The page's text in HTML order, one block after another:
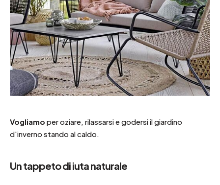
Vogliamo per oziare, rilassarsi e godersi il giardino
d'inverno stando al caldo.
Un tappeto di iuta naturale